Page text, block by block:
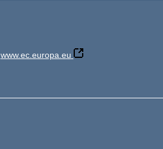
www.ec.europa.eu